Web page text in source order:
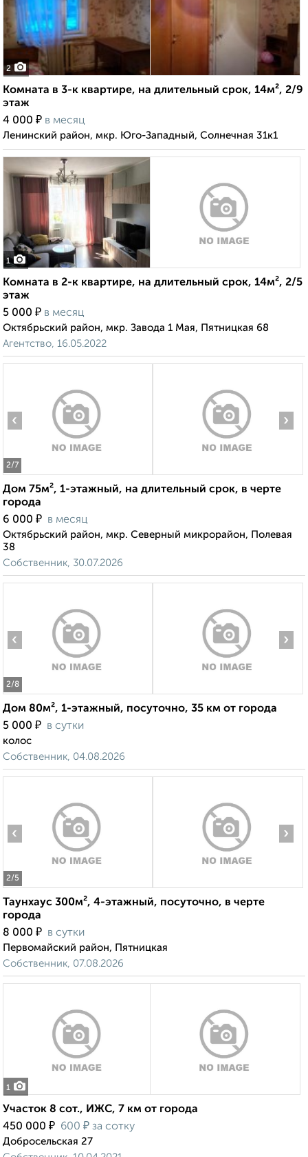
2
Комната в 3-к квартире, на длительный срок, 14м², 2/9
этаж
4 000 ₽ в месяц
Ленинский район, мкр. Юго-Западный, Солнечная 31к1
1
Комната в 2-к квартире, на длительный срок, 14м², 2/5
этаж
5 000 ₽ в месяц
Октябрьский район, мкр. Завода 1 Мая, Пятницкая 68
Агентство, 16.05.2022
2/7
‹ ›
Дом 75м², 1-этажный, на длительный срок, в черте
города
6 000 ₽ в месяц
Октябрьский район, мкр. Северный микрорайон, Полевая
38
Собственник, 30.07.2026
2/8
‹ ›
Дом 80м², 1-этажный, посуточно, 35 км от города
5 000 ₽ в сутки
колос
Собственник, 04.08.2026
2/5
‹ ›
Таунхаус 300м², 4-этажный, посуточно, в черте
города
8 000 ₽ в сутки
Первомайский район, Пятницкая
Собственник, 07.08.2026
1
Участок 8 сот., ИЖС, 7 км от города
450 000 ₽ 600 ₽ за сотку
Добросельская 27